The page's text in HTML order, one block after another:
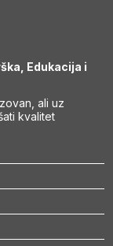
Edukacija i
ali uz
kvalitet